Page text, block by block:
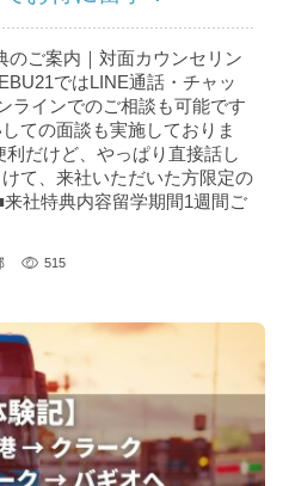
のご案内｜対面カウンセリン
ではLINE通話・チャッ
ラインでのご相談も可能です
ての面談も実施しておりま
だけど、やっぱり直接話し
て、来社いただいた方限定の
社特典内容留学期間1週間ご
515